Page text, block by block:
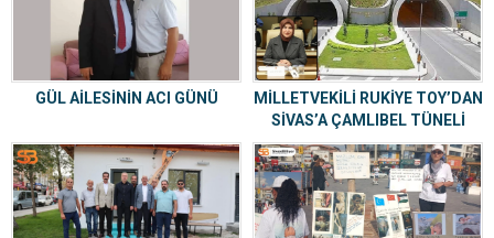
GÜL AİLESİNİN ACI GÜNÜ
MİLLETVEKİLİ RUKİYE TOY’DAN
SİVAS’A ÇAMLIBEL TÜNELİ
MÜJDESİ